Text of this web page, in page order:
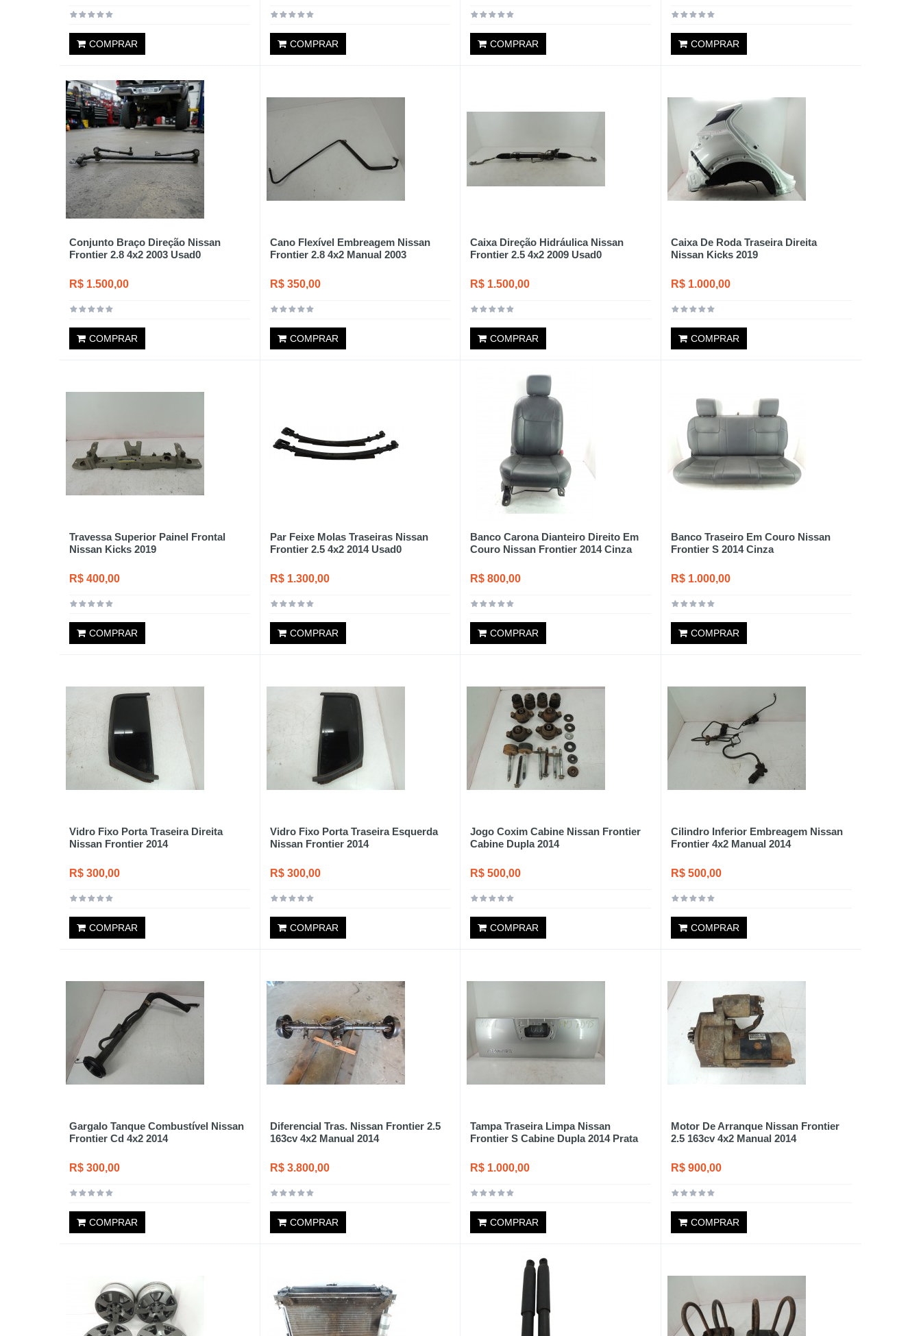
COMPRAR COMPRAR COMPRAR COMPRAR
Conjunto Braço Direção Nissan
Frontier 2.8 4x2 2003 Usad0
R$ 1.500,00
COMPRAR
Cano Flexível Embreagem Nissan
Frontier 2.8 4x2 Manual 2003
R$ 350,00
COMPRAR
Caixa Direção Hidráulica Nissan
Frontier 2.5 4x2 2009 Usad0
R$ 1.500,00
COMPRAR
Caixa De Roda Traseira Direita
Nissan Kicks 2019
R$ 1.000,00
COMPRAR
Travessa Superior Painel Frontal
Nissan Kicks 2019
R$ 400,00
COMPRAR
Par Feixe Molas Traseiras Nissan
Frontier 2.5 4x2 2014 Usad0
R$ 1.300,00
COMPRAR
Banco Carona Dianteiro Direito Em
Couro Nissan Frontier 2014 Cinza
R$ 800,00
COMPRAR
Banco Traseiro Em Couro Nissan
Frontier S 2014 Cinza
R$ 1.000,00
COMPRAR
Vidro Fixo Porta Traseira Direita
Nissan Frontier 2014
R$ 300,00
COMPRAR
Vidro Fixo Porta Traseira Esquerda
Nissan Frontier 2014
R$ 300,00
COMPRAR
Jogo Coxim Cabine Nissan Frontier
Cabine Dupla 2014
R$ 500,00
COMPRAR
Cilindro Inferior Embreagem Nissan
Frontier 4x2 Manual 2014
R$ 500,00
COMPRAR
Gargalo Tanque Combustível Nissan
Frontier Cd 4x2 2014
R$ 300,00
COMPRAR
Diferencial Tras. Nissan Frontier 2.5
163cv 4x2 Manual 2014
R$ 3.800,00
COMPRAR
Tampa Traseira Limpa Nissan
Frontier S Cabine Dupla 2014 Prata
R$ 1.000,00
COMPRAR
Motor De Arranque Nissan Frontier
2.5 163cv 4x2 Manual 2014
R$ 900,00
COMPRAR